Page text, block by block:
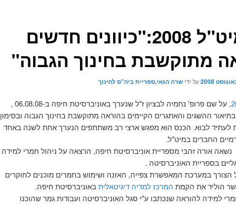
כנס מיט"ל 2008:"כיוונים חדשים
מתוקשבת בחינוך הגבוה"
על ידי שרה הגאי,ספריית ביה"ס לחינוך
, על שם פרופ' נחמיה לבציון ז"ל שנערך באוניברסיטת חיפה ב-06.08.08 ,
ההשגים והאתגרים הקיימים בהוראה מתוקשבת בחינוך הגבוה ובסימון
לעתיד לבוא. הכנס הוא מפגש ארצי רב משתתפים הנערך אחת לשנה באחד
החברים במיט"ל.
אורה זהבי מספריית אוניברסיטת חיפה, הרצאה על ניהול חמרי למידה
בספריית האוניברסיטה .
הצורך במערכת המאפשרת צפייה, האזנה ושימוש בחמרים מוכנים לחוקרים
הוליד את הקמת המרכז למדיה דיגיטאליתבאוניברסיטת חיפה.
למידה להוראה שנכתבו ע"י סגל האוניברסיטה ועבודות גמר שהוכנו